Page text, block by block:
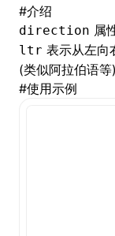
#介绍
direction 属
ltr 表示从左向
(类似阿拉伯语等)
#使用示例